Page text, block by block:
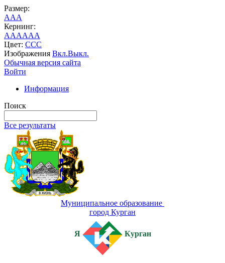
Размер:
AAA
Кернинг:
AAAAAA
Цвет: CCC
Изображения Вкл.Выкл.
Обычная версия сайта
Войти
Информация
Поиск
Все результаты
Муниципальное образование
город Курган
Я Курган